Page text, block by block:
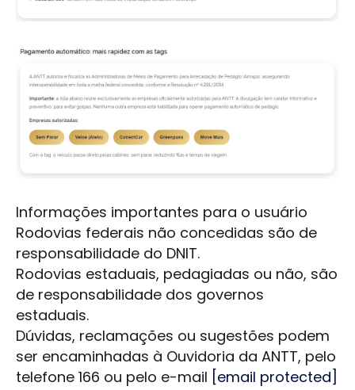
Informações importantes para o usuário
Rodovias federais não concedidas são de
responsabilidade do DNIT.
Rodovias estaduais, pedagiadas ou não, são
de responsabilidade dos governos
estaduais.
Dúvidas, reclamações ou sugestões podem
ser encaminhadas à Ouvidoria da ANTT, pelo
telefone 166 ou pelo e-mail [email protected]